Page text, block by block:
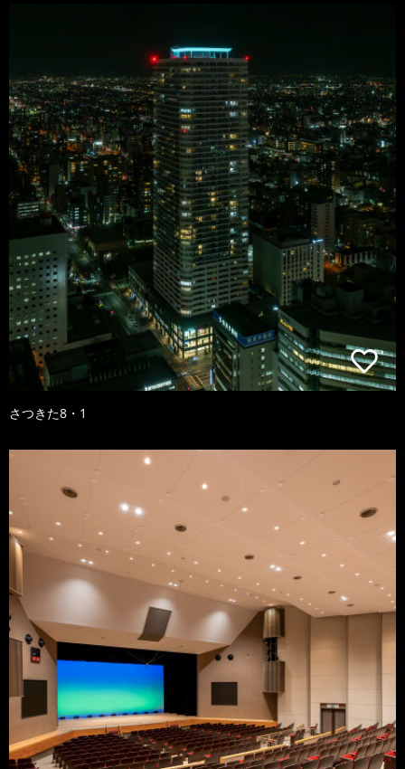
さつきた8・1